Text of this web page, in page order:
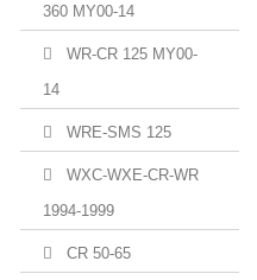
360 MY00-14
WR-CR 125 MY00-
14
WRE-SMS 125
WXC-WXE-CR-WR
1994-1999
CR 50-65